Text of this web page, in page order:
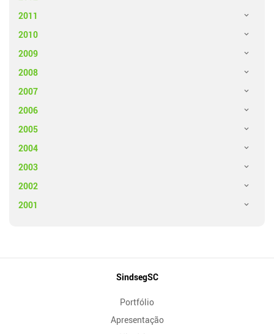
2011
2010
2009
2008
2007
2006
2005
2004
2003
2002
2001
SindsegSC
Portfólio
Apresentação